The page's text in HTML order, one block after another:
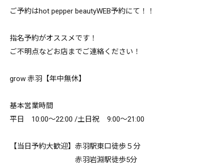
ご予約はhot pepper beautyWEB予約にて！！
指名予約がオススメです！
ご不明点などお店までご連絡ください！
grow 赤羽【年中無休】
基本営業時間
平日 10:00～22:00 /土日祝 9:00～21:00
【当日予約大歓迎】赤羽駅東口徒歩５分
赤羽岩淵駅徒歩5分